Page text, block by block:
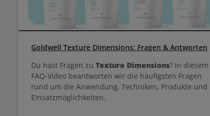
Goldwell Texture Dimensions: Fragen & Antworten
Du hast Fragen zu Texture Dimensions? In diesem
FAQ-Video beantworten wir die häufigsten Fragen
rund um die Anwendung, Techniken, Produkte und
Einsatzmöglichkeiten.